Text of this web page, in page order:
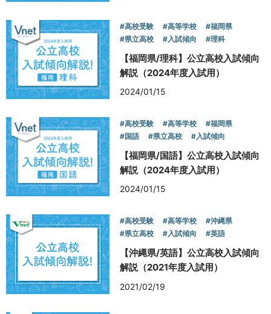
#高校受験 #高等学校
#福岡県
#県立高校
#入試傾向 #理科
【福岡県/理科】公立高校入試傾向
解説（2024年度入試用）
2024/01/15
#高校受験 #高等学校
#福岡県
#国語
#県立高校 #入試傾向
【福岡県/国語】公立高校入試傾向
解説（2024年度入試用）
2024/01/15
#高校受験 #高等学校
#沖縄県
#県立高校
#入試傾向 #英語
【沖縄県/英語】公立高校入試傾向
解説（2021年度入試用）
2021/02/19